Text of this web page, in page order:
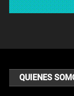
QUIENES